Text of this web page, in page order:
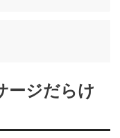
ージだらけ